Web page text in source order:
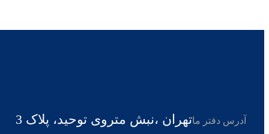
آدرس دفتر ماتهران ،نبش متروی توحید، پلاک 3